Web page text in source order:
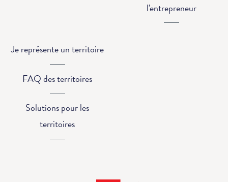
l'entrepreneur
Je représente un territoire
FAQ des territoires
Solutions pour les
territoires